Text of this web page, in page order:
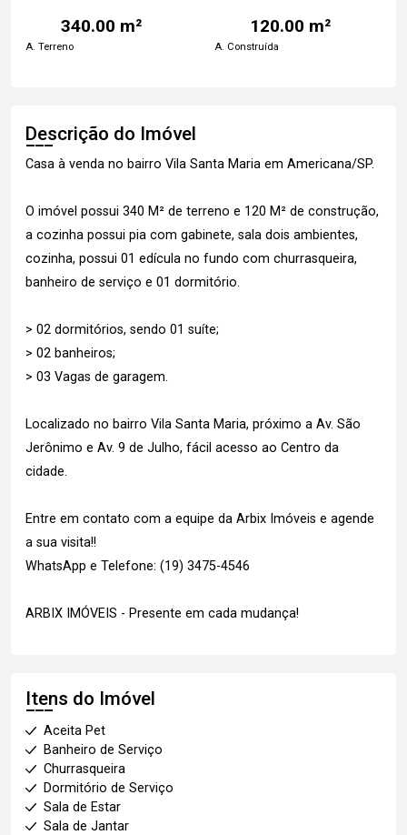
340.00 m²
A. Terreno
120.00 m²
A. Construída
Descrição do Imóvel
Casa à venda no bairro Vila Santa Maria em Americana/SP.
O imóvel possui 340 M² de terreno e 120 M² de construção,
a cozinha possui pia com gabinete, sala dois ambientes,
cozinha, possui 01 edícula no fundo com churrasqueira,
banheiro de serviço e 01 dormitório.
> 02 dormitórios, sendo 01 suíte;
> 02 banheiros;
> 03 Vagas de garagem.
Localizado no bairro Vila Santa Maria, próximo a Av. São
Jerônimo e Av. 9 de Julho, fácil acesso ao Centro da
cidade.
Entre em contato com a equipe da Arbix Imóveis e agende
a sua visita!!
WhatsApp e Telefone: (19) 3475-4546
ARBIX IMÓVEIS - Presente em cada mudança!
Itens do Imóvel
Aceita Pet
Banheiro de Serviço
Churrasqueira
Dormitório de Serviço
Sala de Estar
Sala de Jantar